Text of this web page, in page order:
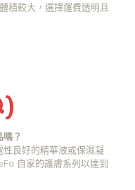
積較大，選擇運費透明且
？
良好的精華液或保濕凝
自家的護膚系列以達到